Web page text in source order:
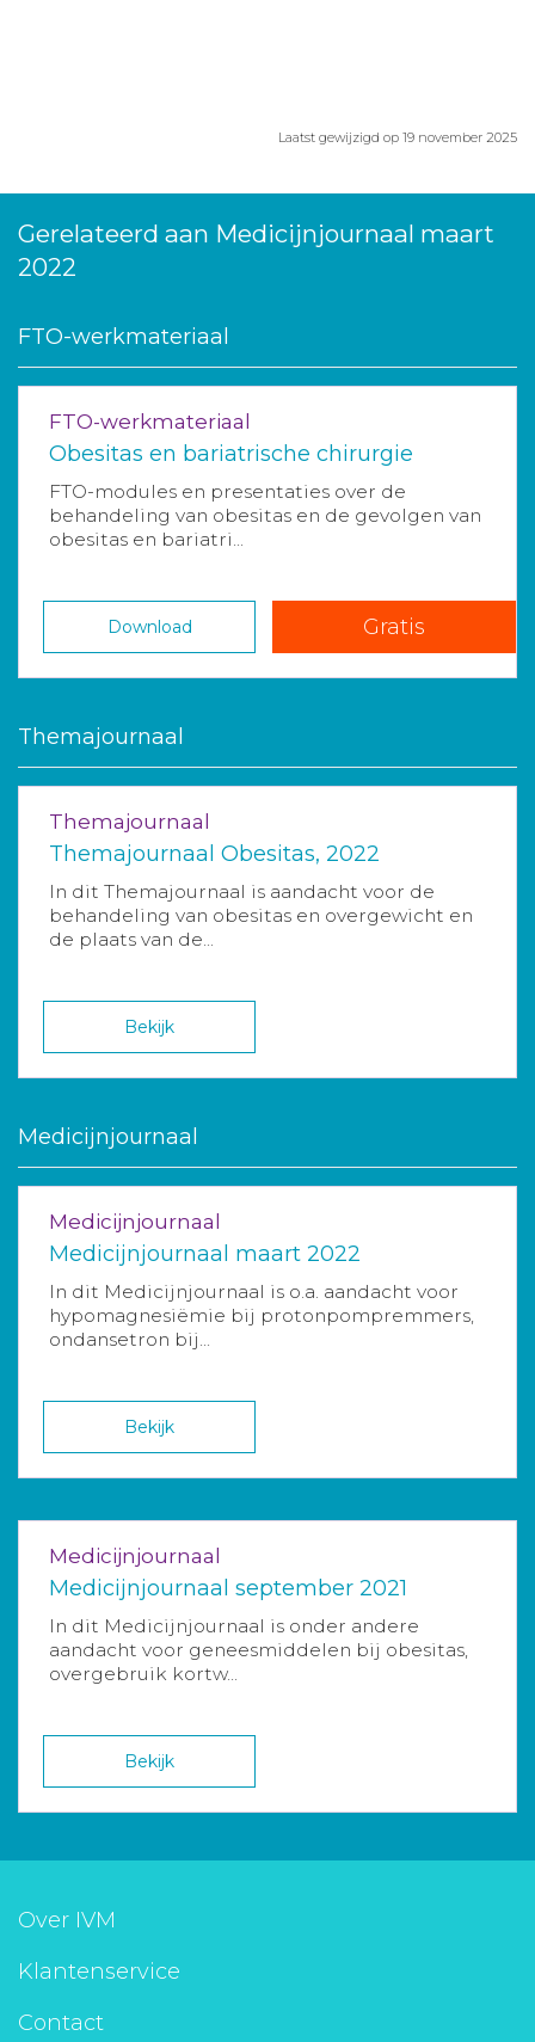
Laatst gewijzigd op 19 november 2025
Gerelateerd aan Medicijnjournaal maart
2022
FTO-werkmateriaal
FTO-werkmateriaal
Obesitas en bariatrische chirurgie
FTO-modules en presentaties over de
behandeling van obesitas en de gevolgen van
obesitas en bariatri...
Download Gratis
Themajournaal
Themajournaal
Themajournaal Obesitas, 2022
In dit Themajournaal is aandacht voor de
behandeling van obesitas en overgewicht en
de plaats van de...
Bekijk
Medicijnjournaal
Medicijnjournaal
Medicijnjournaal maart 2022
In dit Medicijnjournaal is o.a. aandacht voor
hypomagnesiëmie bij protonpompremmers,
ondansetron bij...
Bekijk
Medicijnjournaal
Medicijnjournaal september 2021
In dit Medicijnjournaal is onder andere
aandacht voor geneesmiddelen bij obesitas,
overgebruik kortw...
Bekijk
Over IVM
Klantenservice
Contact